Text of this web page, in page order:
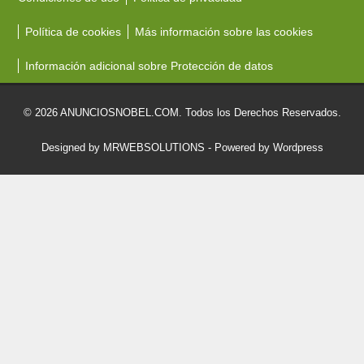
Política de cookies Más información sobre las cookies
Información adicional sobre Protección de datos
© 2026 ANUNCIOSNOBEL.COM. Todos los Derechos Reservados.
Designed by MRWEBSOLUTIONS - Powered by Wordpress